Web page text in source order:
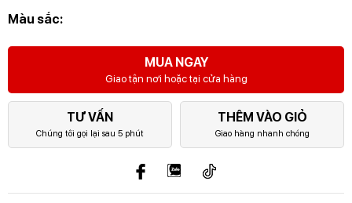
Màu sắc:
MUA NGAY
Giao tận nơi hoặc tại cửa hàng
TƯ VẤN
Chúng tôi gọi lại sau 5 phút
THÊM VÀO GIỎ
Giao hàng nhanh chóng